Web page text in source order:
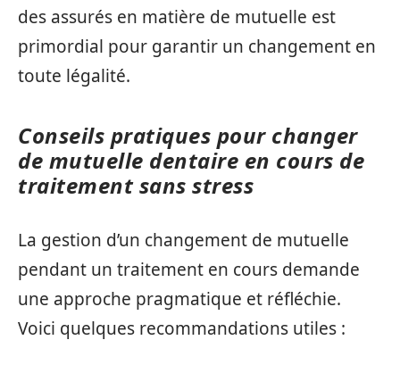
des assurés en matière de mutuelle est
primordial pour garantir un changement en
toute légalité.
Conseils pratiques pour changer
de mutuelle dentaire en cours de
traitement sans stress
La gestion d’un changement de mutuelle
pendant un traitement en cours demande
une approche pragmatique et réfléchie.
Voici quelques recommandations utiles :